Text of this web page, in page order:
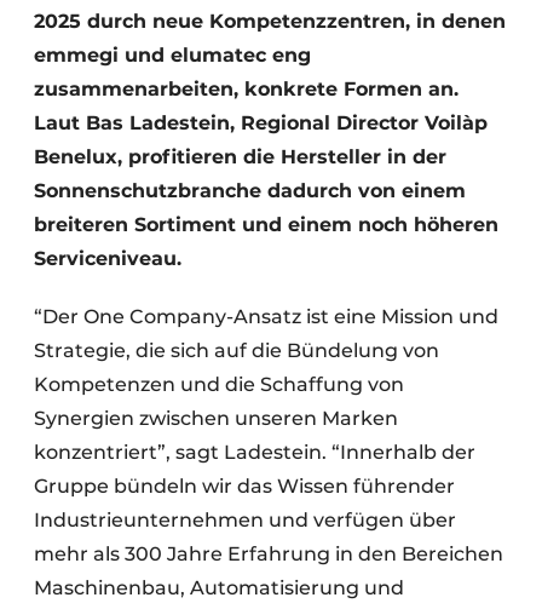
2025 durch neue Kompetenzzentren, in denen
emmegi und elumatec eng
zusammenarbeiten, konkrete Formen an.
Laut Bas Ladestein, Regional Director Voilàp
Benelux, profitieren die Hersteller in der
Sonnenschutzbranche dadurch von einem
breiteren Sortiment und einem noch höheren
Serviceniveau.
“Der One Company-Ansatz ist eine Mission und
Strategie, die sich auf die Bündelung von
Kompetenzen und die Schaffung von
Synergien zwischen unseren Marken
konzentriert”, sagt Ladestein. “Innerhalb der
Gruppe bündeln wir das Wissen führender
Industrieunternehmen und verfügen über
mehr als 300 Jahre Erfahrung in den Bereichen
Maschinenbau, Automatisierung und